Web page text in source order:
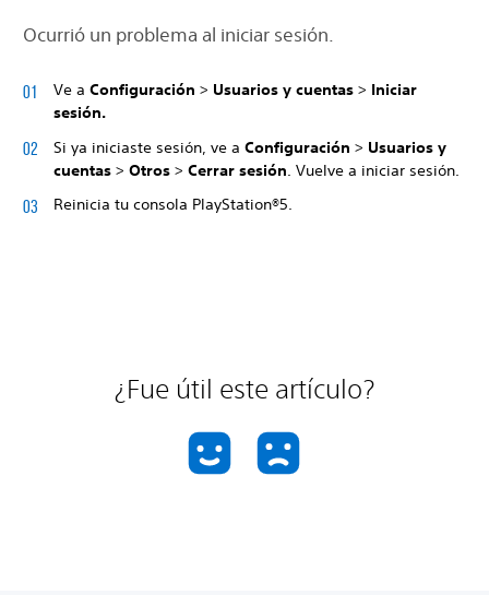
Ocurrió un problema al iniciar sesión.
Ve a Configuración > Usuarios y cuentas > Iniciar
sesión.
Si ya iniciaste sesión, ve a Configuración > Usuarios y
cuentas > Otros > Cerrar sesión . Vuelve a iniciar sesión.
Reinicia tu consola PlayStation®5.
¿Fue útil este artículo?